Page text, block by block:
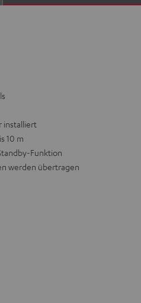
installiert
10 m
Funktion
werden übertragen